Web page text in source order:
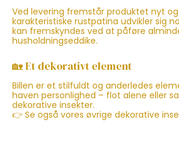
Ved levering fremstår produktet nyt
karakteristiske rustpatina udvikler sig
kan fremskyndes ved at påføre
husholdningseddike.
🏡 Et dekorativt element
Billen er et stilfuldt og anderledes
haven personlighed – flot alene eller
dekorative insekter.
👉 Se også vores øvrige dekorative